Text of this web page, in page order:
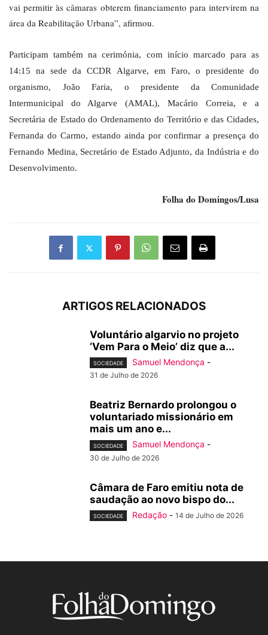
vai permitir às câmaras obterem financiamento para intervirem na
área da Reabilitação Urbana”, afirmou.
Participam também na cerimónia, com início marcado para as
14:15 na sede da CCDR Algarve, em Faro, o presidente do
organismo, João Faria, o presidente da Comunidade
Intermunicipal do Algarve (AMAL), Macário Correia, e a
Secretária de Estado do Ordenamento do Território e das Cidades,
Fernanda do Carmo, estando ainda por confirmar a presença do
Fernando Medina, Secretário de Estado Adjunto, da Indústria e do
Desenvolvimento.
Folha do Domingos/Lusa
ARTIGOS RELACIONADOS
Voluntário algarvio no projeto
‘Vem Para o Meio’ diz que a...
SOCIEDADE Samuel Mendonça -
31 de Julho de 2026
Beatriz Bernardo prolongou o
voluntariado missionário em
mais um ano e...
SOCIEDADE Samuel Mendonça -
30 de Julho de 2026
Câmara de Faro emitiu nota de
saudação ao novo bispo do...
SOCIEDADE Redação - 14 de Julho de 2026